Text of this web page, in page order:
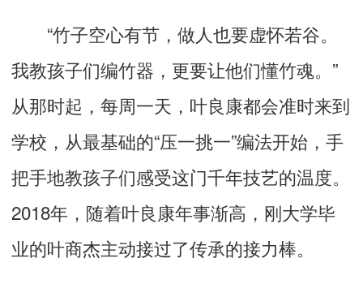
“竹子空心有节，做人也要虚怀若谷。
我教孩子们编竹器，更要让他们懂竹魂。”
从那时起，每周一天，叶良康都会准时来到
学校，从最基础的“压一挑一”编法开始，手
把手地教孩子们感受这门千年技艺的温度。
2018年，随着叶良康年事渐高，刚大学毕
业的叶商杰主动接过了传承的接力棒。